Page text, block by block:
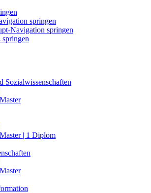
springen
Navigation springen
springen
Sozialwissenschaften
| 1 Diplom